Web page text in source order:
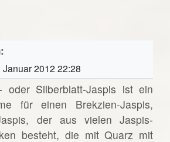
Januar 2012 22:28
oder Silberblatt-Jaspis ist ein
für einen Brekzien-Jaspis,
der aus vielen Jaspis-
besteht, die mit Quarz mit